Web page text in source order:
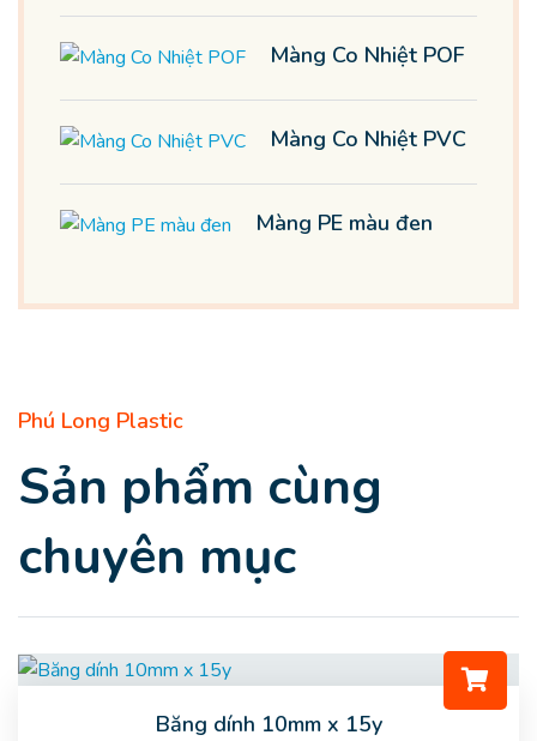
Màng Co Nhiệt POF
Màng Co Nhiệt PVC
Màng PE màu đen
Phú Long Plastic
Sản phẩm cùng
chuyên mục
Băng dính 10mm x 15y